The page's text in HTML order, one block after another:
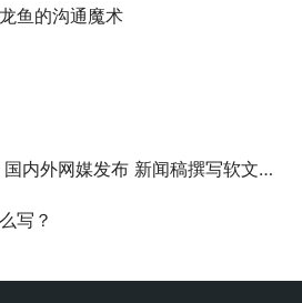
鱼的沟通魔术
外网媒发布 新闻稿撰写软文代写
写？